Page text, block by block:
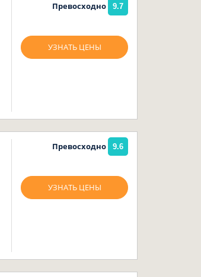
Превосходно 9.7
УЗНАТЬ ЦЕНЫ
Превосходно 9.6
УЗНАТЬ ЦЕНЫ